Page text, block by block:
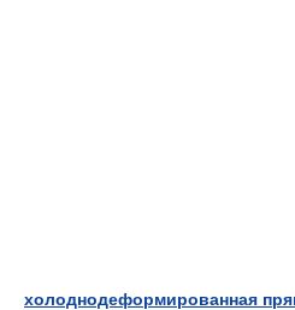
холоднодеформированная